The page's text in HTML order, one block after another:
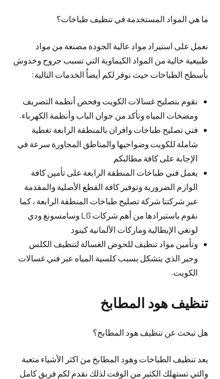
ما هي المواد المستخدمة في تنظيف طباخات؟
نعمل على استيراد مواد عالية الجودة مصنعة من مواد
طبيعية خالية من المواد الكيماوية التي تسبب جروح وخدوش
بأسطح الطباخات حيث نوفر لكم أيضاُ الخدمات التالية:
نقوم بتصليح غسالات الكويت وفحص أنظمة التصريف
ومضخات المياه وتأكد من جوان الباب وأنظمة الكهرباء.
فني تصليح طباخات وافران بالمنطقة الرابعة تغطية
شاملة للكويت وضواحيها والمناطق المجاورة سرعة في
الإجابة على كافة مطالبكم
يعمل فني طباخات المنطقة الرابعة على تأمين كافة
الوازم الضرورية وتوفير كافة القطع الأصلية والمقدمة
عبر شركتنا شركة تصليح طباخات المنطقة الرابعة ، كما
نقوم باستيرادها من أهم شركات LG وسامسونغ ودي
لونغي الإيطالية وماركات الألمانية كينود
وتأمين مواد تنظيف للحوض الغسالة لتنظيف الكلس
وجير الذي يتشكل بسبب كلسية المياه عبر فني غسالات
الكويت.
تنظيف هود المطابخ
هل تبحث عن تنظيف هود المطابخ؟
يعد تنظيف الطباخات وهود المطابخ من اكثر الأشياء متعبة
والتي تستهلك الكثير من الوقت لذلك نقدم لكم فريق كامل